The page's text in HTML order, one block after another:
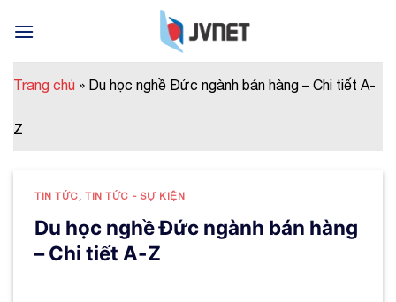
Trang chủ » Du học nghề Đức ngành bán hàng – Chi tiết A-
Z
TIN TỨC ,TIN TỨC - SỰ KIỆN
Du học nghề Đức ngành bán hàng
– Chi tiết A-Z